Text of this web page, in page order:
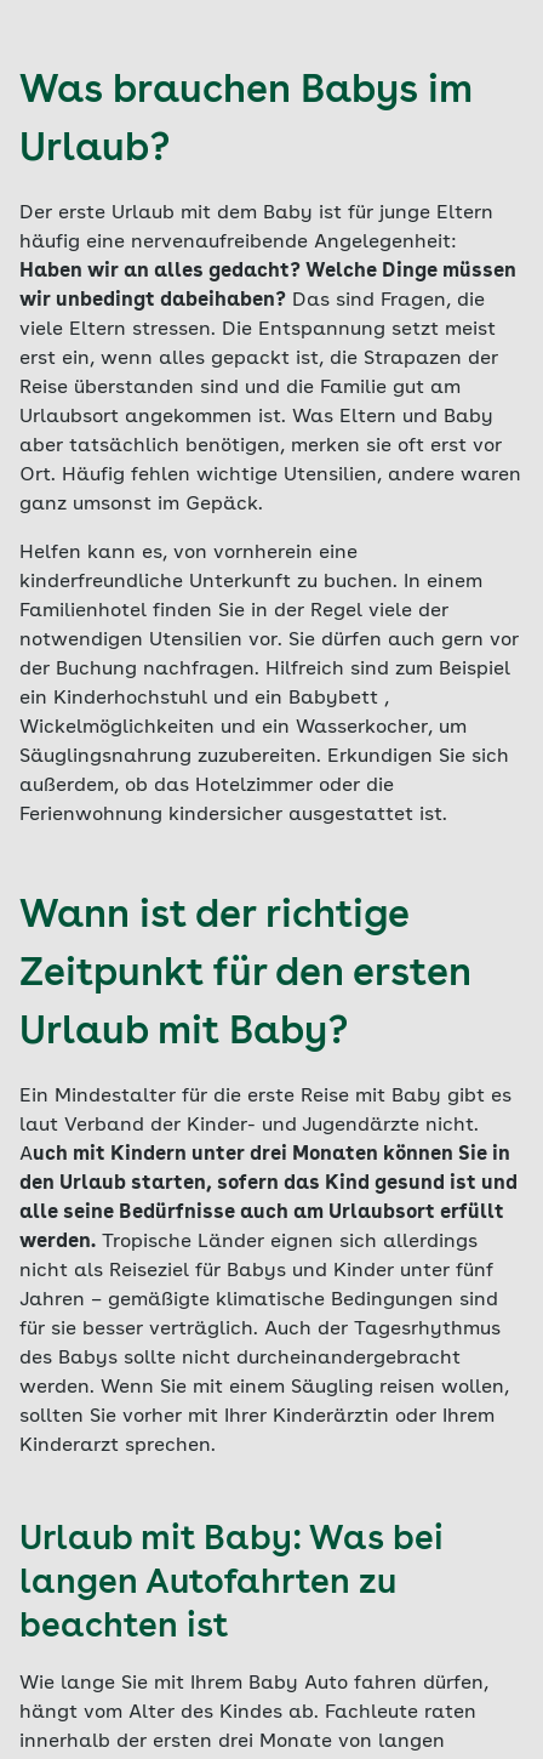
Was brauchen Babys im
Urlaub?
Der erste Urlaub mit dem Baby ist für junge Eltern
häufig eine nervenaufreibende Angelegenheit:
Haben wir an alles gedacht? Welche Dinge müssen
wir unbedingt dabeihaben? Das sind Fragen, die
viele Eltern stressen. Die Entspannung setzt meist
erst ein, wenn alles gepackt ist, die Strapazen der
Reise überstanden sind und die Familie gut am
Urlaubsort angekommen ist. Was Eltern und Baby
aber tatsächlich benötigen, merken sie oft erst vor
Ort. Häufig fehlen wichtige Utensilien, andere waren
ganz umsonst im Gepäck.
Helfen kann es, von vornherein eine
kinderfreundliche Unterkunft zu buchen. In einem
Familienhotel finden Sie in der Regel viele der
notwendigen Utensilien vor. Sie dürfen auch gern vor
der Buchung nachfragen. Hilfreich sind zum Beispiel
ein Kinderhochstuhl und ein Babybett ,
Wickelmöglichkeiten und ein Wasserkocher, um
Säuglingsnahrung zuzubereiten. Erkundigen Sie sich
außerdem, ob das Hotelzimmer oder die
Ferienwohnung kindersicher ausgestattet ist.
Wann ist der richtige
Zeitpunkt für den ersten
Urlaub mit Baby?
Ein Mindestalter für die erste Reise mit Baby gibt es
laut Verband der Kinder- und Jugendärzte nicht.
Auch mit Kindern unter drei Monaten können Sie in
den Urlaub starten, sofern das Kind gesund ist und
alle seine Bedürfnisse auch am Urlaubsort erfüllt
werden. Tropische Länder eignen sich allerdings
nicht als Reiseziel für Babys und Kinder unter fünf
Jahren – gemäßigte klimatische Bedingungen sind
für sie besser verträglich. Auch der Tagesrhythmus
des Babys sollte nicht durcheinandergebracht
werden. Wenn Sie mit einem Säugling reisen wollen,
sollten Sie vorher mit Ihrer Kinderärztin oder Ihrem
Kinderarzt sprechen.
Urlaub mit Baby: Was bei
langen Autofahrten zu
beachten ist
Wie lange Sie mit Ihrem Baby Auto fahren dürfen,
hängt vom Alter des Kindes ab. Fachleute raten
innerhalb der ersten drei Monate von langen